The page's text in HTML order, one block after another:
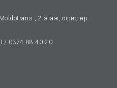
, 2 этаж, офис нp.
/ 0374.88.40.20